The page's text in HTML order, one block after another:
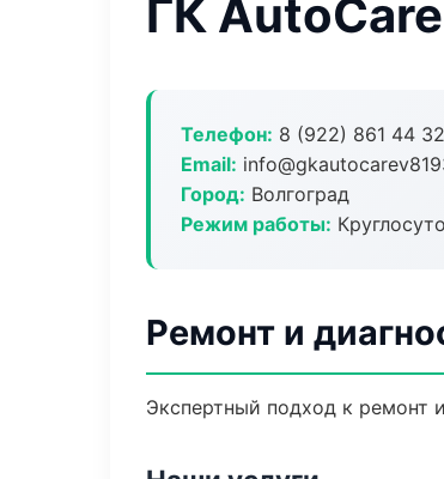
ГК
Телефон: 8 (922) 861 44 32
Email:
Город: Волгоград
Режим работы:
Ремонт и
Экспертный подход к ремонт